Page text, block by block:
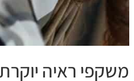
משקפי ראיה